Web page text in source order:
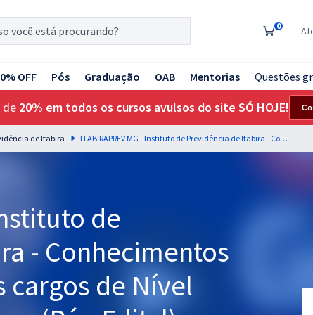
0
OFF Pós Graduação OAB Mentorias Questões
de 20% em todos os cursos avulsos do site SÓ HOJE!
de Itabira ITABIRAPREV MG - Instituto de Previdência de Itabira - Conhecimentos Básicos Comuns aos cargos de Nível Superior - Equipe Gran (Pós-Edital)
de
- Conhecimentos
cargos de Nível